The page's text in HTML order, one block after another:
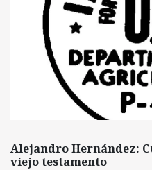
Alejandro Hernández:
viejo testamento